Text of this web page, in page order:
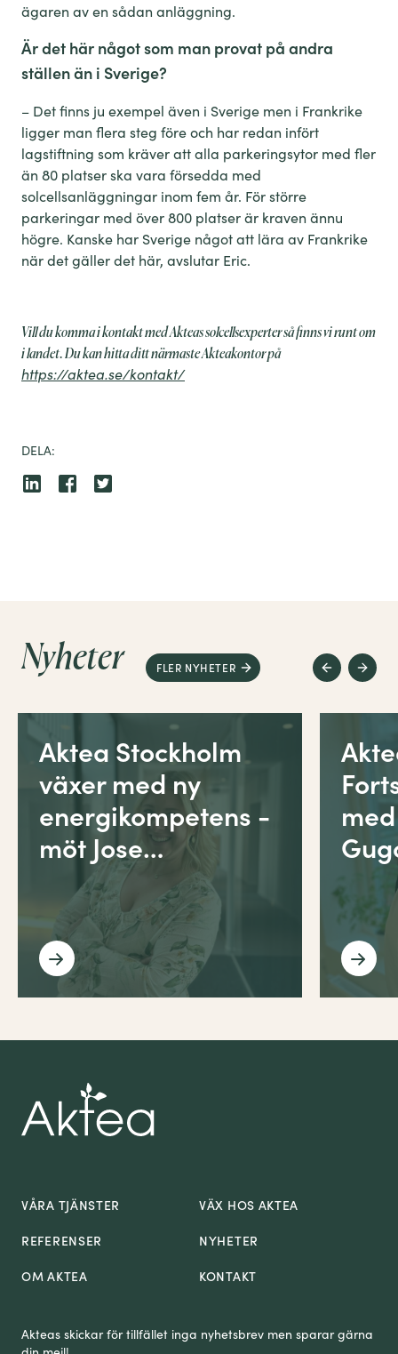
ägaren av en sådan anläggning.
Är det här något som man provat på andra
ställen än i Sverige?
– Det finns ju exempel även i Sverige men i Frankrike
ligger man flera steg före och har redan infört
lagstiftning som kräver att alla parkeringsytor med fler
än 80 platser ska vara försedda med
solcellsanläggningar inom fem år. För större
parkeringar med över 800 platser är kraven ännu
högre. Kanske har Sverige något att lära av Frankrike
när det gäller det här, avslutar Eric.
Vill du komma i kontakt med Akteas solcellsexperter så finns vi runt om
i landet. Du kan hitta ditt närmaste Akteakontor på
https://aktea.se/kontakt/
DELA:
Nyheter FLER NYHETER
Aktea Stockholm
växer med ny
energikompetens -
möt Jose…
VÅRA TJÄNSTER
VÄX HOS AKTEA
REFERENSER
NYHETER
OM AKTEA
KONTAKT
Akteas skickar för tillfället inga nyhetsbrev men sparar gärna